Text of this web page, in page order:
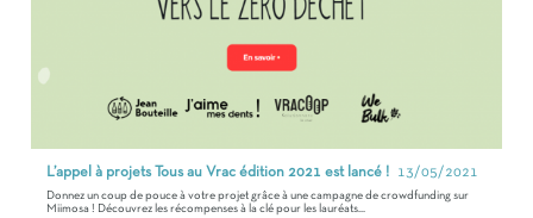
L’appel à projets Tous au Vrac édition 2021 est lancé ! 13/05/2021
Donnez un coup de pouce à votre projet grâce à une campagne de crowdfunding sur
Miimosa ! Découvrez les récompenses à la clé pour les lauréats...